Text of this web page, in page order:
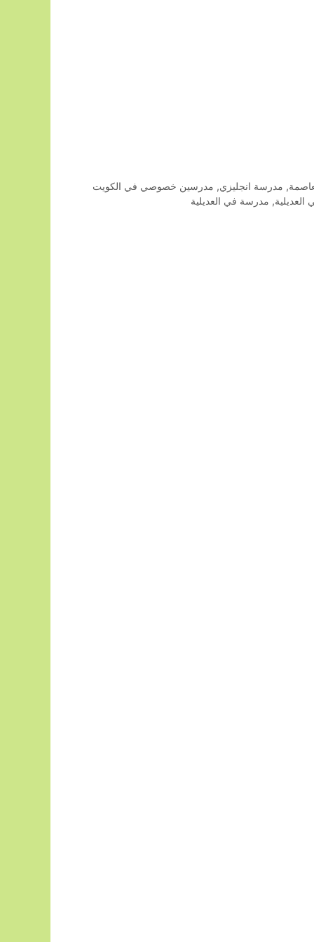
, مدرسة انجليزي, مدرسين خصوصي في الكويت
, مدرسة في العديلية